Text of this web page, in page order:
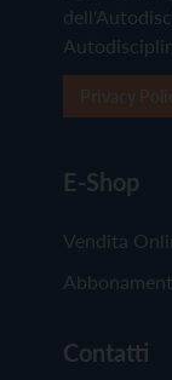
E-Shop
Vendita
Contatti